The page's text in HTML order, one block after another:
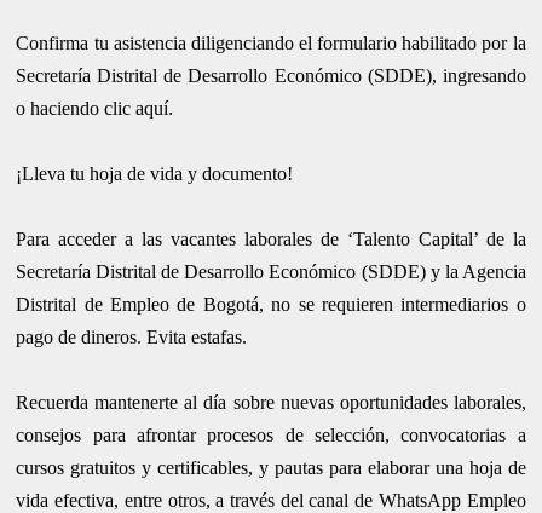
Confirma tu asistencia diligenciando el formulario habilitado por la
Secretaría Distrital de Desarrollo Económico (SDDE), ingresando
o haciendo clic aquí.
¡Lleva tu hoja de vida y documento!
Para acceder a las vacantes laborales de ‘Talento Capital’ de la
Secretaría Distrital de Desarrollo Económico (SDDE) y la Agencia
Distrital de Empleo de Bogotá, no se requieren intermediarios o
pago de dineros. Evita estafas.
Recuerda mantenerte al día sobre nuevas oportunidades laborales,
consejos para afrontar procesos de selección, convocatorias a
cursos gratuitos y certificables, y pautas para elaborar una hoja de
vida efectiva, entre otros, a través del canal de WhatsApp Empleo